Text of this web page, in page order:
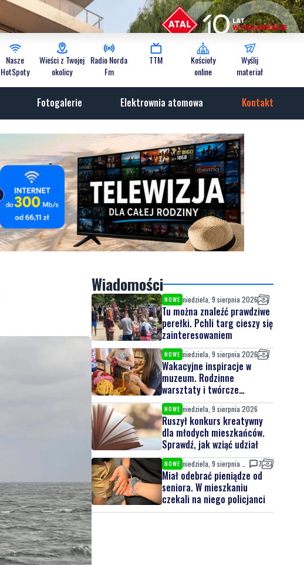
Nasze
HotSpoty
Wieści z Twojej
okolicy
Radio Norda
Fm
TTM
Kościoły
online
Wyślij
materiał
Fotogalerie Elektrownia atomowa Kontakt
Wiadomości
NOWE niedziela, 9 sierpnia 2026
Tu można znaleźć prawdziwe
perełki. Pchli targ cieszy się
zainteresowaniem
NOWE niedziela, 9 sierpnia 2026
Wakacyjne inspiracje w
muzeum. Rodzinne
warsztaty i twórcze
spotkania
NOWE niedziela, 9 sierpnia 2026
Ruszył konkurs kreatywny
dla młodych mieszkańców.
Sprawdź, jak wziąć udział
NOWE 7
Miał odebrać pieniądze od
seniora. W mieszkaniu
czekali na niego policjanci